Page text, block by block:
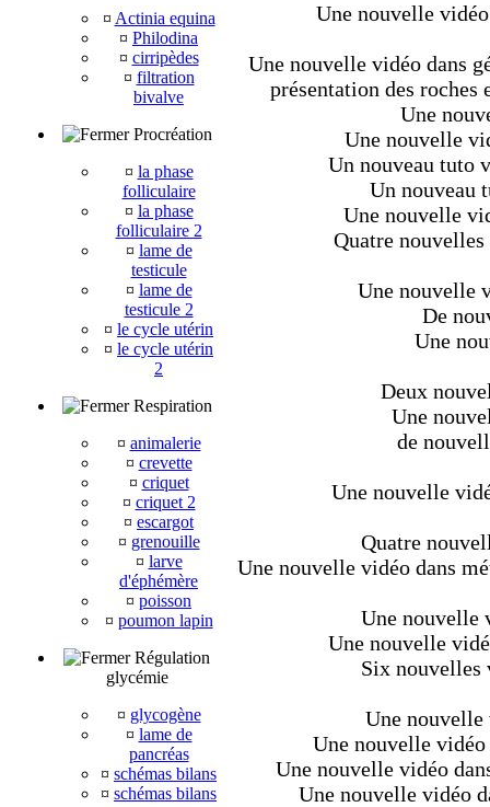
¤ Actinia equina
¤ Philodina
¤ cirripèdes
¤ filtration
bivalve
Procréation
¤ la phase
folliculaire
¤ la phase
folliculaire 2
¤ lame de
testicule
¤ lame de
testicule 2
¤ le cycle utérin
¤ le cycle utérin
2
Respiration
¤ animalerie
¤ crevette
¤ criquet
¤ criquet 2
¤ escargot
¤ grenouille
¤ larve
d'éphémère
¤ poisson
¤ poumon lapin
Régulation
glycémie
¤ glycogène
¤ lame de
pancréas
¤ schémas bilans
¤ schémas bilans
Une nouvelle
Une nouvelle vidéo dans
présentation des
Une
Une nouvelle
Un nouveau tuto
Un nouveau
Une nouvelle
Quatre
Une nouvelle
De
Une
Deux
Une
de
Une nouvelle
Quatre
Une nouvelle vidéo dans
Une nouvelle
Une nouvelle
Six nouvelles
Une nouvelle
Une nouvelle
Une nouvelle vidéo
Une nouvelle vidéo